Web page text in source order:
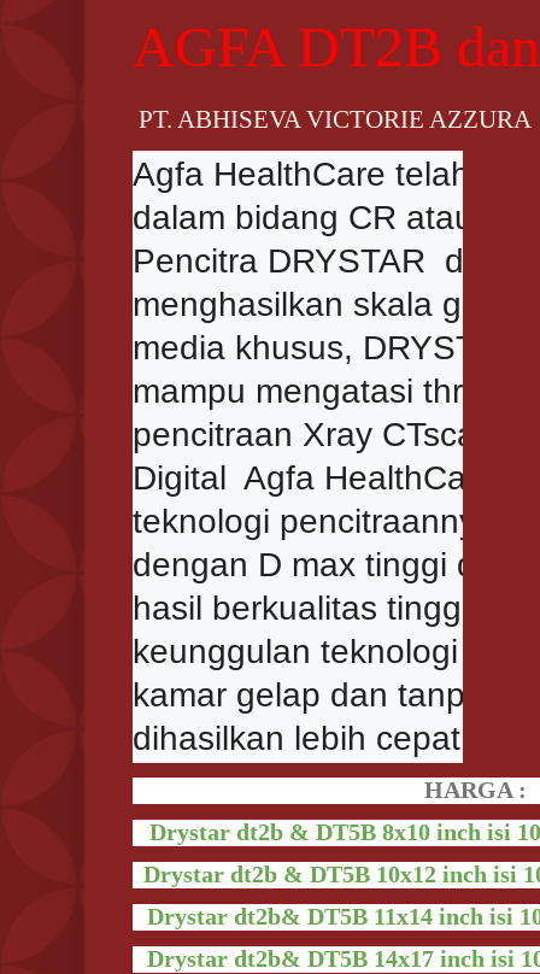
AGFA DT2B
PT. ABHISEVA VICTORIE AZZURA
Agfa HealthCare telah
dalam bidang CR atau
Pencitra DRYSTAR  dan
menghasilkan skala
media khusus, DRYSTAR
mampu mengatasi
pencitraan Xray CTscan
Digital  Agfa HealthCare
teknologi pencitraannya
dengan D max tinggi dan
hasil berkualitas tinggi
keunggulan teknologi
kamar gelap dan tanpa
dihasilkan lebih cepat
HARGA :
Drystar dt2b & DT5B 8x10 inch isi
Drystardt2b &DT5B 10x12 inch isi
Drystardt2b&DT5B 11x14 inch isi
Drystar dt2b& DT5B 14x17 inch isi